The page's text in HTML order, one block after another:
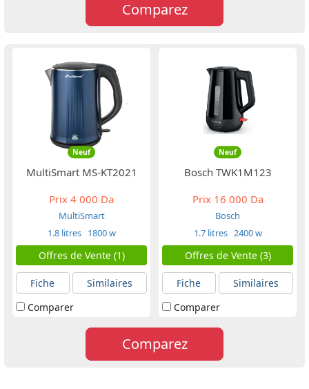
Comparez
Neuf
MultiSmart MS-KT2021
Prix 4 000 Da
MultiSmart
1.8 litres 1800 w
Offres de Vente (1)
Fiche
Similaires
Comparer
Neuf
Bosch TWK1M123
Prix16 000 Da
Bosch
1.7 litres 2400 w
Offres de Vente (3)
Fiche
Similaires
Comparer
Comparez